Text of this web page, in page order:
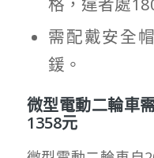
需配戴安全
鍰。
微型電動二輪車
1358元